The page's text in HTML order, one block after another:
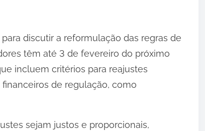
discutir a reformulação das regras de
têm até 3 de fevereiro do próximo
incluem critérios para reajustes
de regulação, como
sejam justos e proporcionais,